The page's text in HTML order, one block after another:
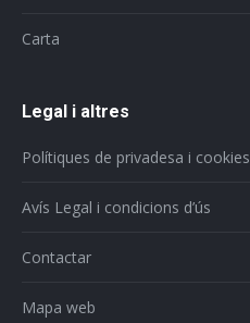
Carta
Legal i altres
Polítiques de privadesa i cookies
Avís Legal i condicions d’ús
Contactar
Mapa web